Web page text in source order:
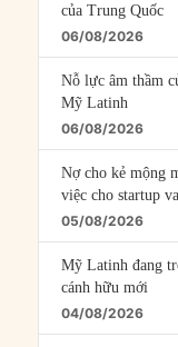
của Trung Quốc
06/08/2026
Nỗ lực âm thầm
Mỹ Latinh
06/08/2026
Nợ cho kẻ mộng
việc cho startup
05/08/2026
Mỹ Latinh đang
cánh hữu mới
04/08/2026